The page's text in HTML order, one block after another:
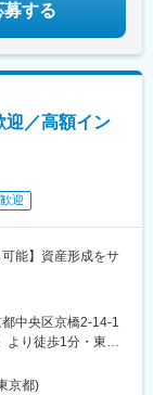
募する
迎／高額イン
迎
能】資産形成をサ
中央区京橋2-14-1
より徒歩1分・東京
目駅、八丁堀駅、
禁煙
京都)